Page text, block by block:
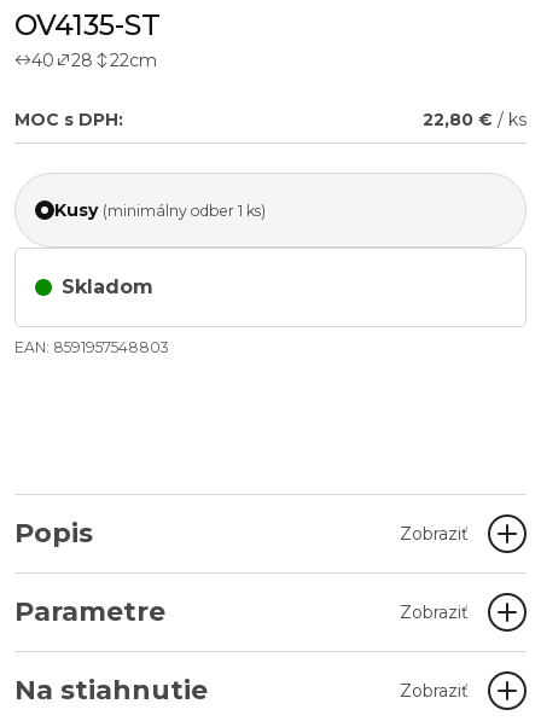
OV4135-ST
40 28 22cm
MOC s DPH: 22,80 € / ks
Kusy (minimálny odber 1 ks)
Skladom
EAN: 8591957548803
Popis Zobraziť
Parametre Zobraziť
Na stiahnutie Zobraziť